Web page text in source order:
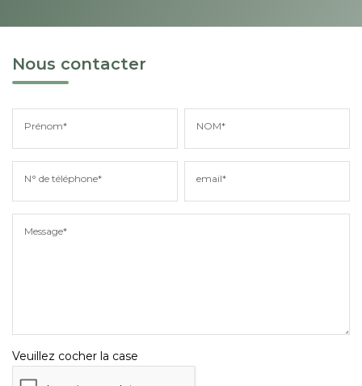
Nous contacter
Prénom* NOM*
N° de téléphone* email*
Message*
Veuillez cocher la case